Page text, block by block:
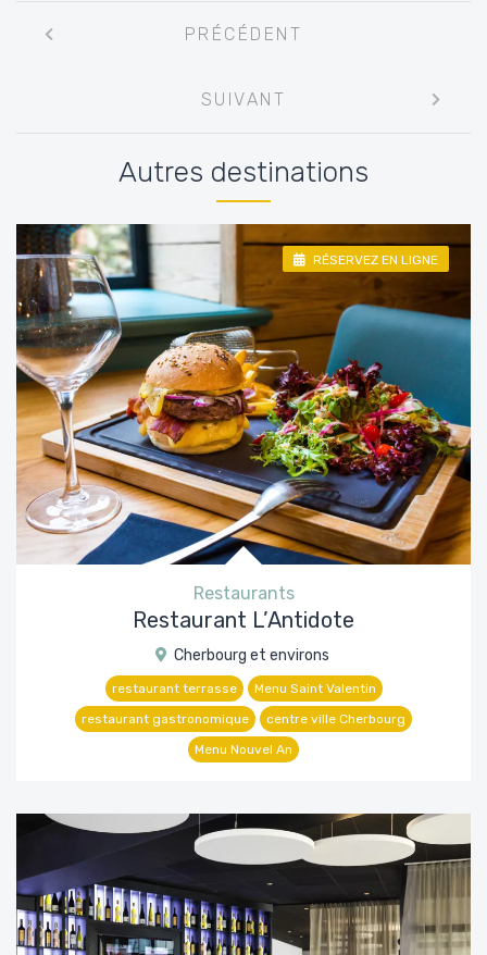
entre
PRÉCÉDENT
SUIVANT
Autres destinations
RÉSERVEZ EN LIGNE
Restaurants
Restaurant L’Antidote
Cherbourg et environs
restaurant terrasse
Menu Saint Valentin
restaurant gastronomique
centre ville Cherbourg
Menu Nouvel An